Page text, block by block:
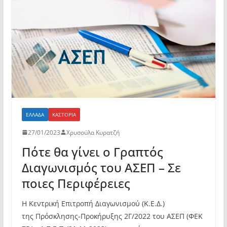
o
k
p ίτ
ε
ΕΛΛΆΔΑ ΚΑΣΤΟΡΙΆ
27/01/2023 Χρυσούλα Κυρατζή
Πότε θα γίνει ο Γραπτός
Διαγωνισμός του ΑΣΕΠ – Σε
ποιες Περιφέρειες
H Κεντρική Επιτροπή Διαγωνισμού (Κ.Ε.Δ.)
της Πρόσκλησης-Προκήρυξης 2Γ/2022 του ΑΣΕΠ (ΦΕΚ